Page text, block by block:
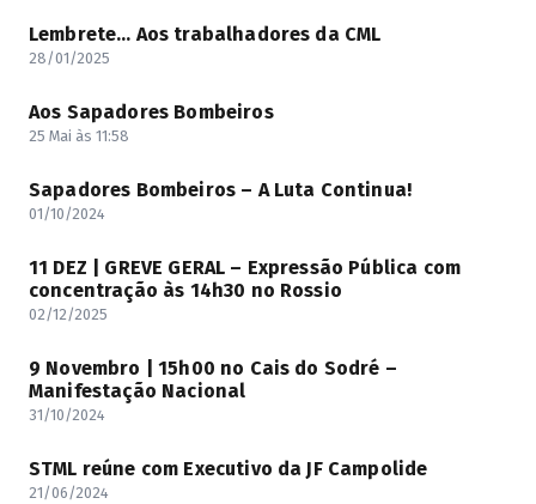
Lembrete… Aos trabalhadores da CML
28/01/2025
Aos Sapadores Bombeiros
25 Mai às 11:58
Sapadores Bombeiros – A Luta Continua!
01/10/2024
11 DEZ | GREVE GERAL – Expressão Pública com
concentração às 14h30 no Rossio
02/12/2025
9 Novembro | 15h00 no Cais do Sodré –
Manifestação Nacional
31/10/2024
STML reúne com Executivo da JF Campolide
21/06/2024